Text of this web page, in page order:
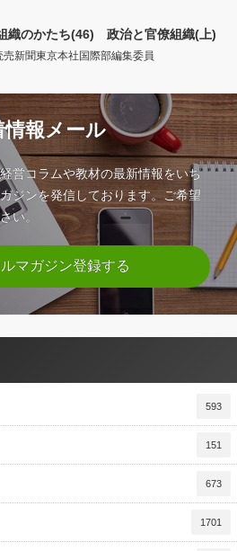
織のかたち(46) 政治と官僚組織(上)
売新聞東京本社国際部編集委員
情報メール
営コラムや教材の最新情報をいち
ジンを発信しております。ご希望
い。
ルマガジン登録する
593
151
673
1701